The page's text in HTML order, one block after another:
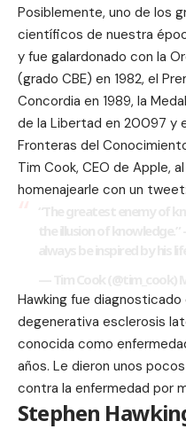
Posiblemente, uno de los
científicos de nuestra
y fue galardonado con la
(grado CBE) en 1982, el
Concordia en 1989, la
de la Libertad en 20097​ y
Fronteras del
Tim Cook, CEO de Apple,
homenajearle con un tweet:
Hawking fue
degenerativa esclerosis
conocida como
años. Le dieron unos
contra la enfermedad por
Stephen